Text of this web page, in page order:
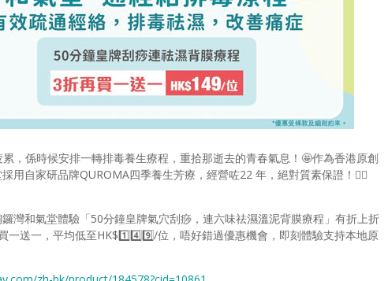
，係時候安排一轉排毒養生療程，重拾那逝去的青春氣息！🤩作為香港原創
用自家研品牌QUROMA四季養生芳療，經營咗22 年，絕對質素保證！👍🏻
鑼灣和氣堂體驗「50分鐘皇牌氣穴刮痧，連六味祛濕溫泥背膜療程」有折上折
一送一，平均低至HK$1️⃣4️⃣9️⃣/位，唔好錯過優惠機會，即刻體驗支持本地原